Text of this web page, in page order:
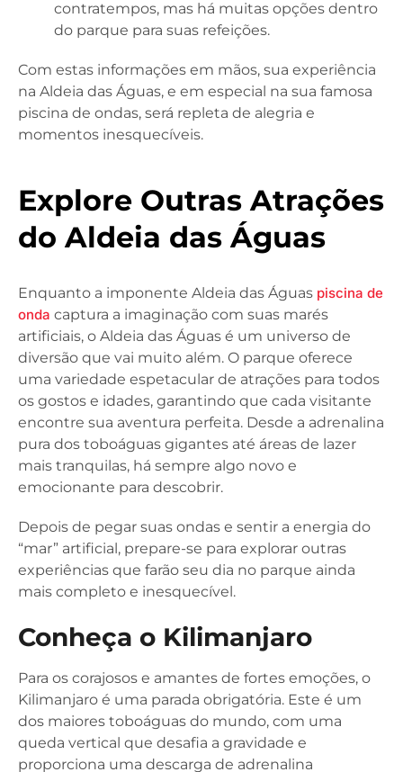
contratempos, mas há muitas opções dentro
do parque para suas refeições.
Com estas informações em mãos, sua experiência
na Aldeia das Águas, e em especial na sua famosa
piscina de ondas, será repleta de alegria e
momentos inesquecíveis.
Explore Outras Atrações
do Aldeia das Águas
Enquanto a imponente Aldeia das Águas piscina de
onda captura a imaginação com suas marés
artificiais, o Aldeia das Águas é um universo de
diversão que vai muito além. O parque oferece
uma variedade espetacular de atrações para todos
os gostos e idades, garantindo que cada visitante
encontre sua aventura perfeita. Desde a adrenalina
pura dos toboáguas gigantes até áreas de lazer
mais tranquilas, há sempre algo novo e
emocionante para descobrir.
Depois de pegar suas ondas e sentir a energia do
“mar” artificial, prepare-se para explorar outras
experiências que farão seu dia no parque ainda
mais completo e inesquecível.
Conheça o Kilimanjaro
Para os corajosos e amantes de fortes emoções, o
Kilimanjaro é uma parada obrigatória. Este é um
dos maiores toboáguas do mundo, com uma
queda vertical que desafia a gravidade e
proporciona uma descarga de adrenalina